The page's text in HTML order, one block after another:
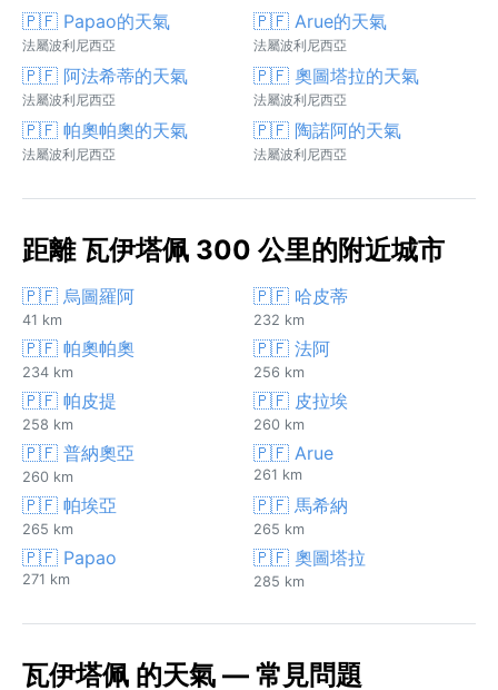
🇵🇫 Papao的天氣
法屬波利尼西亞
🇵🇫 Arue的天氣
法屬波利尼西亞
🇵🇫 阿法希蒂的天氣
法屬波利尼西亞
🇵🇫 奧圖塔拉的天氣
法屬波利尼西亞
🇵🇫 帕奧帕奧的天氣
法屬波利尼西亞
🇵🇫 陶諾阿的天氣
法屬波利尼西亞
距離 瓦伊塔佩 300 公里的附近城市
🇵🇫 烏圖羅阿
41 km
🇵🇫 哈皮蒂
232 km
🇵🇫 帕奧帕奧
234 km
🇵🇫 法阿
256 km
🇵🇫 帕皮提
258 km
🇵🇫 皮拉埃
260 km
🇵🇫 普納奧亞
260 km
🇵🇫 Arue
261 km
🇵🇫 帕埃亞
265 km
🇵🇫 馬希納
265 km
🇵🇫 Papao
271 km
🇵🇫 奧圖塔拉
285 km
瓦伊塔佩 的天氣 — 常見問題